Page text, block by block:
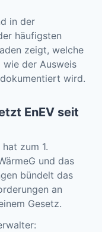
in der
häufigsten
zeigt, welche
wie der Ausweis
wird.
EnEV seit
zum 1.
und das
bündelt das
an
Gesetz.